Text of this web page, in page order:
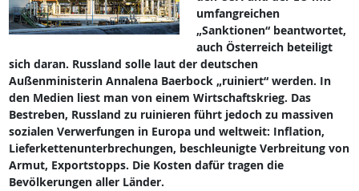
umfangreichen
„Sanktionen“ beantwortet,
auch Österreich beteiligt
sich daran. Russland solle laut der deutschen
Außenministerin Annalena Baerbock „ruiniert“ werden. In
den Medien liest man von einem Wirtschaftskrieg. Das
Bestreben, Russland zu ruinieren führt jedoch zu massiven
sozialen Verwerfungen in Europa und weltweit: Inflation,
Lieferkettenunterbrechungen, beschleunigte Verbreitung von
Armut, Exportstopps. Die Kosten dafür tragen die
Bevölkerungen aller Länder.